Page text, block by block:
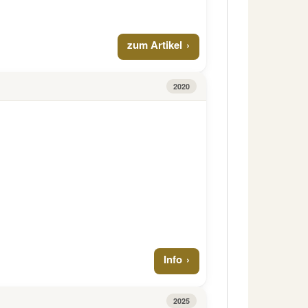
zum Artikel
2020
Info
2025